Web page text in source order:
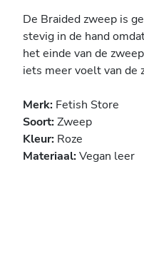
De Braided zweep is
stevig in de hand
het einde van de
iets meer voelt van de
Merk: Fetish Store
Soort:Zweep
Kleur: Roze
Materiaal:Vegan leer